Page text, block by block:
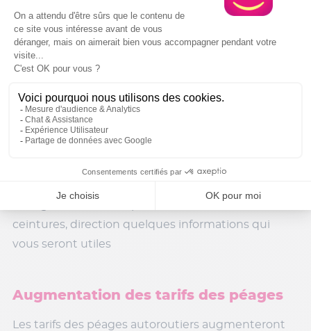
essence datant d’avant 2006.
Les propriétaires devront envisager le passage
récents pour continuer à circuler librement
dans ces zones.
ceintures, direction quelques informations qui
vous seront utiles
Augmentation des tarifs des péages
Les tarifs des péages autoroutiers augmenteront